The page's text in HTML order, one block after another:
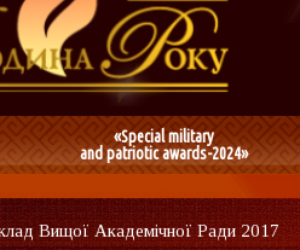
«Special military
and patriotic awards-2024»
Вищої Академічної Ради 2017